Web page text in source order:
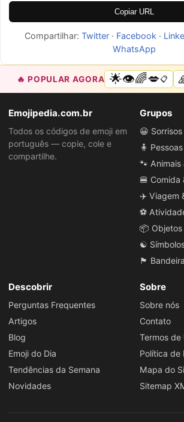
Copiar URL
Compartilhar: Twitter· Facebook ·
WhatsApp
🔥 POPULAR AGORA 🌟👁️🌈💋📋
Emojipedia.com.br
Todos os códigos de emoji em
português — copie, cole e
compartilhe.
Grupos
😀
🧍
🐾 Animais
🍔 Comida
✈️ Viagem
⚽
📦 Objetos
☯️
🏴
Descobrir
Perguntas Frequentes
Artigos
Blog
Emoji do Dia
Tendências da Semana
Novidades
Sobre
Sobre nós
Contato
Termos de
Política de
Mapa do
Sitemap